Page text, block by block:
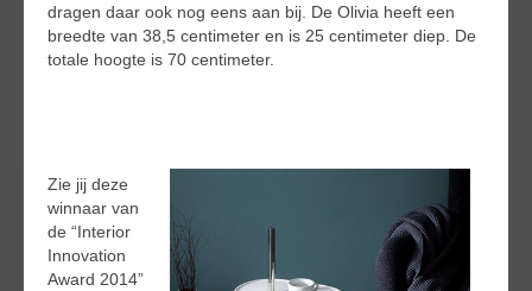
dragen daar ook nog eens aan bij. De Olivia heeft een
breedte van 38,5 centimeter en is 25 centimeter diep. De
totale hoogte is 70 centimeter.
Zie jij deze
winnaar van
de “Interior
Innovation
Award 2014”